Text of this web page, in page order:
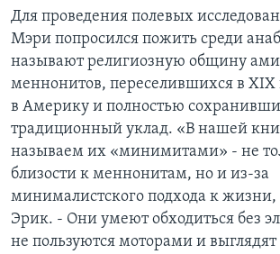
Для проведения полевых
Мэри попросился пожить среди
называют религиозную общину
меннонитов, переселившихся в XIX
в Америку и полностью
традиционный уклад. «В нашей
называем их «минимитами» - не
близости к меннонитам, но и из-за
минималистского подхода к жизни,
Эрик. - Они умеют обходиться без
не пользуются моторами и выглядят